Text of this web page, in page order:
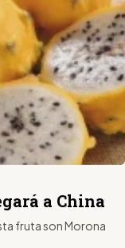
a China
fruta son Morona